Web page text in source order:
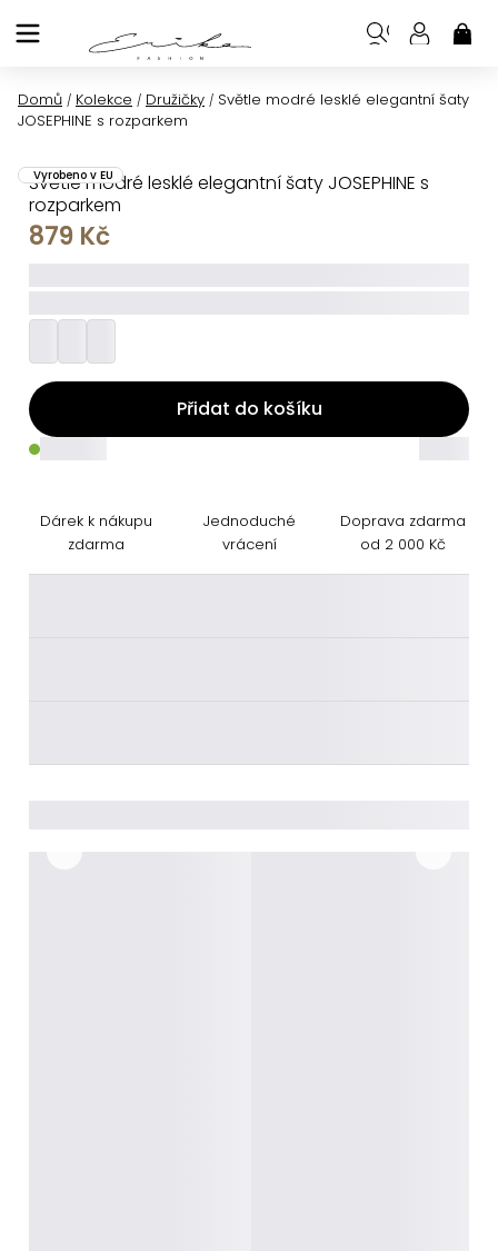
na
Domů / Kolekce / Družičky / Světle modré lesklé elegantní šaty
JOSEPHINE s rozparkem
Světle modré lesklé elegantní šaty JOSEPHINE s
rozparkem
Vyrobeno v EU
879 Kč
Přidat do košíku
Dárek k nákupu
zdarma
Jednoduché
vrácení
Doprava zdarma
od 2 000 Kč